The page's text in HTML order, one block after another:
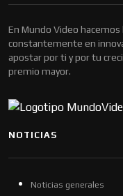
En Mundo Video
constantemente en
apostar por ti y por tu
premio mayor.
NOTICIAS
Noticias generales